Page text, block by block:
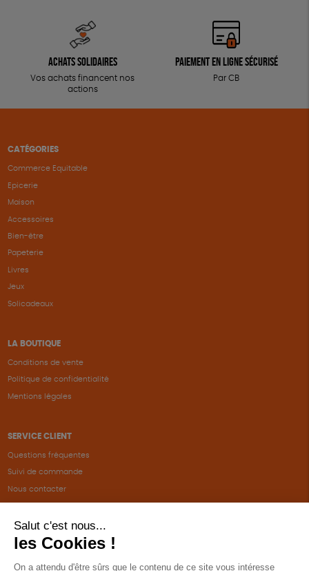
Achats solidaires
Vos achats financent nos
actions
Paiement en ligne sécurisé
Par CB
CATÉGORIES
Commerce Equitable
Epicerie
Maison
Accessoires
Bien-être
Papeterie
Livres
Jeux
Solicadeaux
LA BOUTIQUE
Conditions de vente
Politique de confidentialité
Mentions légales
SERVICE CLIENT
Questions fréquentes
Suivi de commande
Nous contacter
SUIVEZ-NOUS